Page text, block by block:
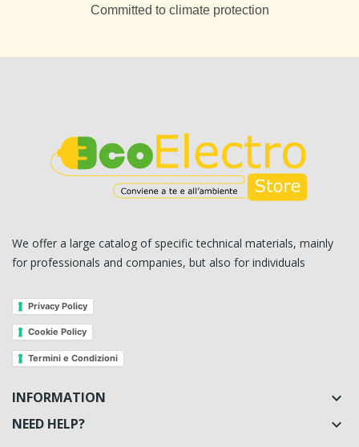
Committed to climate protection
We offer a large catalog of specific technical materials, mainly
for professionals and companies, but also for individuals
Privacy Policy
Cookie Policy
Termini e Condizioni
INFORMATION 
NEED HELP? 